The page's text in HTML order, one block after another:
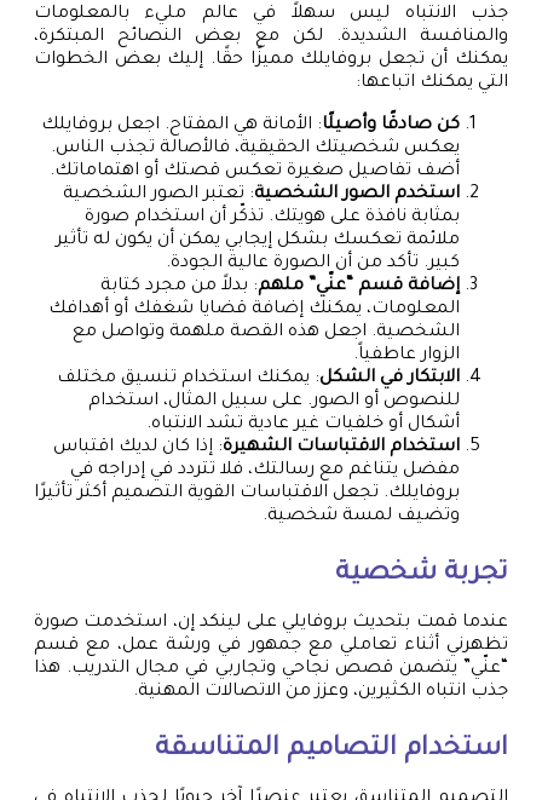
جذب الانتباه ليس سهلاً في عالم مليء بالمعلومات
والمنافسة الشديدة. لكن مع بعض النصائح المبتكرة،
يمكنك أن تجعل بروفايلك مميزًا حقًا. إليك بعض الخطوات
التي يمكنك اتباعها:
كن صادقًا وأصيلًا: الأمانة هي المفتاح. اجعل بروفايلك
يعكس شخصيتك الحقيقية، فالأصالة تجذب الناس.
أضف تفاصيل صغيرة تعكس قصتك أو اهتماماتك.
استخدم الصور الشخصية: تعتبر الصور الشخصية
بمثابة نافذة على هويتك. تذكّر أن استخدام صورة
ملائمة تعكسك بشكل إيجابي يمكن أن يكون له تأثير
كبير. تأكد من أن الصورة عالية الجودة.
إضافة قسم “عنّي” ملهم: بدلاً من مجرد كتابة
المعلومات، يمكنك إضافة قضايا شغفك أو أهدافك
الشخصية. اجعل هذه القصة ملهمة وتواصل مع
الزوار عاطفياً.
الابتكار في الشكل: يمكنك استخدام تنسيق مختلف
للنصوص أو الصور. على سبيل المثال، استخدام
أشكال أو خلفيات غير عادية تشد الانتباه.
استخدام الاقتباسات الشهيرة: إذا كان لديك اقتباس
مفضل يتناغم مع رسالتك، فلا تتردد في إدراجه في
بروفايلك. تجعل الاقتباسات القوية التصميم أكثر تأثيرًا
وتضيف لمسة شخصية.
تجربة شخصية
عندما قمت بتحديث بروفايلي على لينكد إن، استخدمت صورة
تظهرني أثناء تعاملي مع جمهور في ورشة عمل، مع قسم
“عنّي” يتضمن قصص نجاحي وتجاربي في مجال التدريب. هذا
جذب انتباه الكثيرين، وعزز من الاتصالات المهنية.
استخدام التصاميم المتناسقة